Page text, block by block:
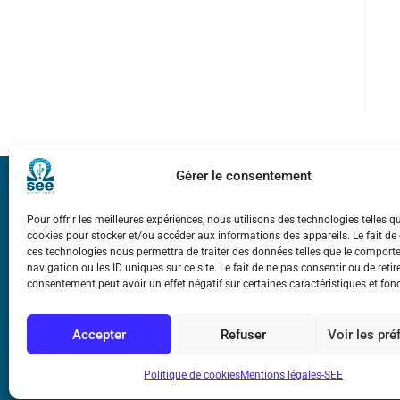
Gérer le consentement
Pour offrir les meilleures expériences, nous utilisons des technologies telles
cookies pour stocker et/ou accéder aux informations des appareils. Le fait de
ces technologies nous permettra de traiter des données telles que le
navigation ou les ID uniques sur ce site. Le fait de ne pas consentir ou de
consentement peut avoir un effet négatif sur certaines caractéristiques et
Accepter Refuser Voir les
Politique de cookiesMentions légales-SEE
Ampère
Mentions légales